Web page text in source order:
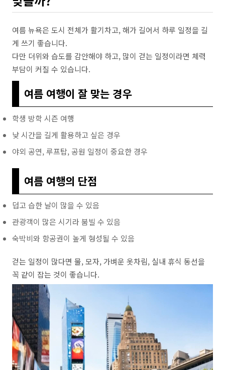
여름 뉴욕은 도시 전체가 활기차고, 해가 길어서 하루 일정을 길
게 쓰기 좋습니다.
다만 더위와 습도를 감안해야 하고, 많이 걷는 일정이라면 체력
부담이 커질 수 있습니다.
여름 여행이 잘 맞는 경우
학생 방학 시즌 여행
낮 시간을 길게 활용하고 싶은 경우
야외 공연, 루프탑, 공원 일정이 중요한 경우
여름 여행의 단점
덥고 습한 날이 많을 수 있음
관광객이 많은 시기라 붐빌 수 있음
숙박비와 항공권이 높게 형성될 수 있음
걷는 일정이 많다면 물, 모자, 가벼운 옷차림, 실내 휴식 동선을
꼭 같이 잡는 것이 좋습니다.